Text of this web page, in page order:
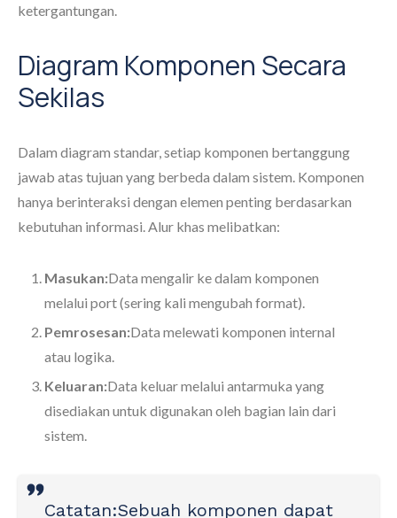
ketergantungan.
Diagram Komponen Secara
Sekilas
Dalam diagram standar, setiap komponen bertanggung
jawab atas tujuan yang berbeda dalam sistem. Komponen
hanya berinteraksi dengan elemen penting berdasarkan
kebutuhan informasi. Alur khas melibatkan:
Masukan:Data mengalir ke dalam komponen
melalui port (sering kali mengubah format).
Pemrosesan:Data melewati komponen internal
atau logika.
Keluaran:Data keluar melalui antarmuka yang
disediakan untuk digunakan oleh bagian lain dari
sistem.
Catatan:Sebuah komponen dapat